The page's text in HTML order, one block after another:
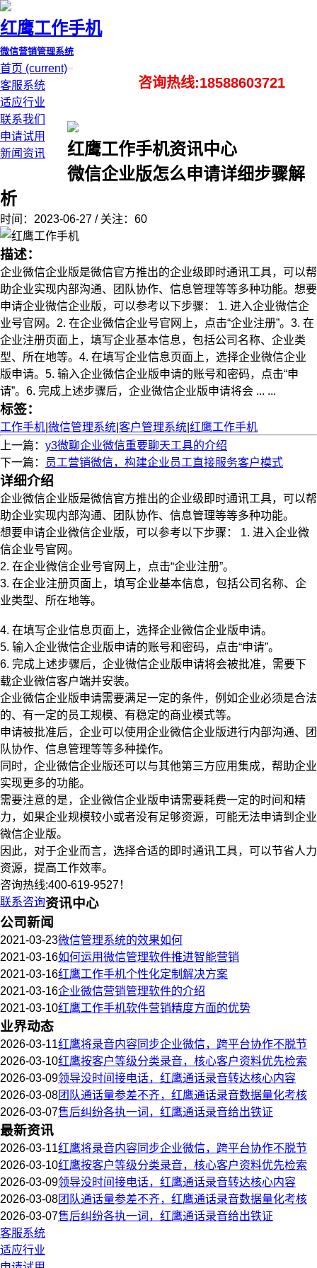
红鹰工作手机
微信营销管理系统
首页 (current)
客服系统
适应行业
联系我们
申请试用
新闻资讯
咨询热线:18588603721
红鹰工作手机资讯中心
微信企业版怎么申请详细步骤解
析
时间：2023-06-27 / 关注：60
描述：
企业微信企业版是微信官方推出的企业级即时通讯工具，可以帮
助企业实现内部沟通、团队协作、信息管理等等多种功能。想要
申请企业微信企业版，可以参考以下步骤： 1. 进入企业微信企
业号官网。2. 在企业微信企业号官网上，点击“企业注册”。3. 在
企业注册页面上，填写企业基本信息，包括公司名称、企业类
型、所在地等。4. 在填写企业信息页面上，选择企业微信企业
版申请。5. 输入企业微信企业版申请的账号和密码，点击“申
请”。6. 完成上述步骤后，企业微信企业版申请将会 ... ...
标签：
工作手机 微信管理系统 客户管理系统 红鹰工作手机
上一篇： y3微聊企业微信重要聊天工具的介绍
下一篇：
员工营销微信，构建企业员工直接服务客户模式
详细介绍
企业微信企业版是微信官方推出的企业级即时通讯工具，可以帮
助企业实现内部沟通、团队协作、信息管理等等多种功能。
想要申请企业微信企业版，可以参考以下步骤： 1. 进入企业微
信企业号官网。
2. 在企业微信企业号官网上，点击“企业注册”。
3. 在企业注册页面上，填写企业基本信息，包括公司名称、企
业类型、所在地等。
4. 在填写企业信息页面上，选择企业微信企业版申请。
5. 输入企业微信企业版申请的账号和密码，点击“申请”。
6. 完成上述步骤后，企业微信企业版申请将会被批准，需要下
载企业微信客户端并安装。
企业微信企业版申请需要满足一定的条件，例如企业必须是合法
的、有一定的员工规模、有稳定的商业模式等。
申请被批准后，企业可以使用企业微信企业版进行内部沟通、团
队协作、信息管理等等多种操作。
同时，企业微信企业版还可以与其他第三方应用集成，帮助企业
实现更多的功能。
需要注意的是，企业微信企业版申请需要耗费一定的时间和精
力，如果企业规模较小或者没有足够资源，可能无法申请到企业
微信企业版。
因此，对于企业而言，选择合适的即时通讯工具，可以节省人力
资源，提高工作效率。
咨询热线:400-619-9527！
联系咨询资讯中心
公司新闻
2021-03-23微信管理系统的效果如何
2021-03-16如何运用微信管理软件推进智能营销
2021-03-16红鹰工作手机个性化定制解决方案
2021-03-16企业微信营销管理软件的介绍
2021-03-10红鹰工作手机软件营销精度方面的优势
业界动态
2026-03-11红鹰将录音内容同步企业微信，跨平台协作不脱节
2026-03-10红鹰按客户等级分类录音，核心客户资料优先检索
2026-03-09领导没时间接电话，红鹰通话录音转达核心内容
2026-03-08团队通话量参差不齐，红鹰通话录音数据量化考核
2026-03-07售后纠纷各执一词，红鹰通话录音给出铁证
最新资讯
2026-03-11红鹰将录音内容同步企业微信，跨平台协作不脱节
2026-03-10红鹰按客户等级分类录音，核心客户资料优先检索
2026-03-09领导没时间接电话，红鹰通话录音转达核心内容
2026-03-08团队通话量参差不齐，红鹰通话录音数据量化考核
2026-03-07售后纠纷各执一词，红鹰通话录音给出铁证
客服系统
适应行业